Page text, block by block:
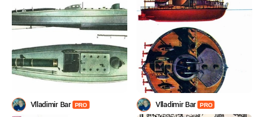
Vlladimir Bar PRO Vlladimir Bar PRO